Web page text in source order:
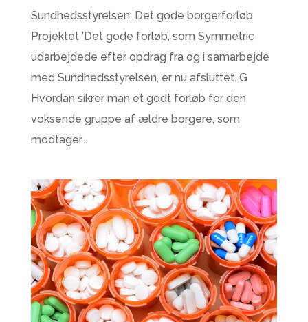
Sundhedsstyrelsen: Det gode borgerforløb
Projektet ’Det gode forløb’, som Symmetric
udarbejdede efter opdrag fra og i samarbejde
med Sundhedsstyrelsen, er nu afsluttet. G
Hvordan sikrer man et godt forløb for den
voksende gruppe af ældre borgere, som
modtager...